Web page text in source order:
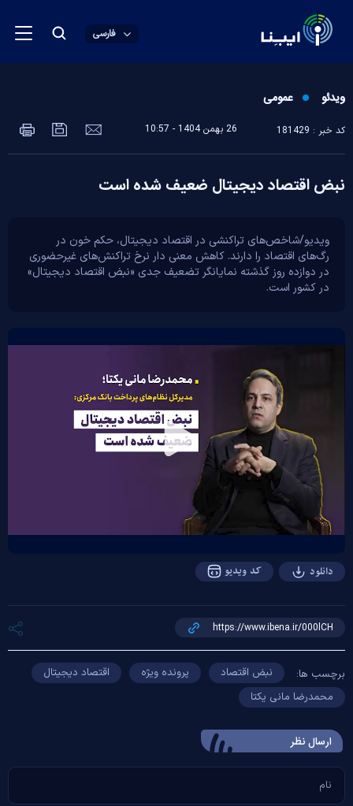
فارسی
ویدئو عمومی
کد خبر : 181429 26 بهمن 1404 - 10:57
نبض اقتصاد دیجیتال ضعیف شده است
ویدیو/شاخص‌های تراکنشی در اقتصاد دیجیتال، حکم خون در
رگ‌های اقتصاد را دارند. کاهش معنی دار نرخ تراکنش‌های غیرحضوری
در دوازده روز گذشته نمایانگر تضعیف جدی «نبض اقتصاد دیجیتال»
در کشور است.
Play
Video
دانلود کد ویدیو
برچسب ها: نبض اقتصاد پرونده ویژه
اقتصاد دیجیتال
محمدرضا مانی یکتا
ارسال‌ نظر